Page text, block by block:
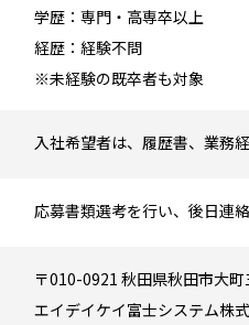
学歴：専門・高専卒以上
経歴：経験不問
※未経験の既卒者も対象
入社希望者は、履歴書、業務経
応募書類選考を行い、後日連
〒010-0921 秋田県秋田市大
エイデイケイ富士システム株